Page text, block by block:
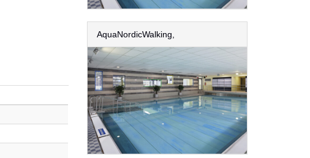
AquaNordicWalking,